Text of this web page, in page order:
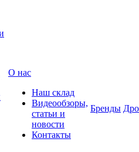
О нас
Наш склад
Видеообзоры,
статьи и
новости
Контакты
Бренды